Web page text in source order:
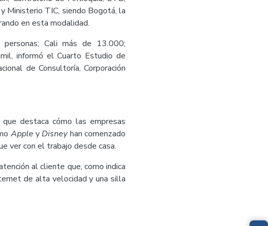
Ministerio TIC, siendo Bogotá, la
en esta modalidad.
Cali más de 13.000;
informó el Cuarto Estudio de
de Consultoría, Corporación
destaca cómo las empresas
Apple yDisneyhan comenzado
ver con el trabajo desde casa.
al cliente que, como indica
de alta velocidad y una silla